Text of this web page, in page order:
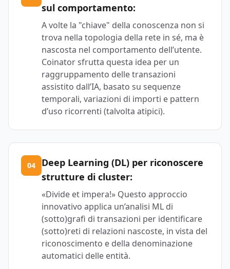
sul comportamento:
A volte la "chiave" della conoscenza non si
trova nella topologia della rete in sé, ma è
nascosta nel comportamento dell’utente.
Coinator sfrutta questa idea per un
raggruppamento delle transazioni
assistito dall’IA, basato su sequenze
temporali, variazioni di importi e pattern
d’uso ricorrenti (talvolta atipici).
04
Deep Learning (DL) per riconoscere
strutture di cluster:
«Divide et impera!» Questo approccio
innovativo applica un’analisi ML di
(sotto)grafi di transazioni per identificare
(sotto)reti di relazioni nascoste, in vista del
riconoscimento e della denominazione
automatici delle entità.